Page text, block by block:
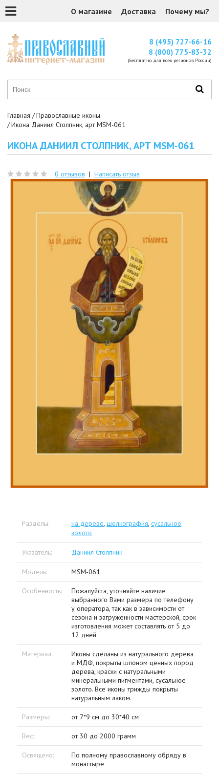
О магазине Доставка Почему мы?
8 (495) 727-66-16
8 (800) 775-83-32
(Бесплатно для всех регионов России)
Главная
Православные иконы
Икона Даниил Столпник, арт MSM-061
ИКОНА ДАНИИЛ СТОЛПНИК, АРТ MSM-061
0 отзывов | Написать отзыв
Разделы: на дереве, шелкография, сусальное
золото
Указатель: Даниил Столпник
Модель: MSM-061
Особенность:
Пожалуйста, уточняйте наличие
выбранного Вами размера по телефону
у оператора, так как в зависимости от
сезона и загруженности мастерской, срок
изготовления может составлять от 5 до
12 дней
Материал:
Иконы сделаны из натурального дерева
и МДФ, покрыты шпоном ценных пород
дерева, краски с натуральными
минеральными пигментами, сусальное
золото. Все иконы трижды покрыты
натуральным лаком.
Размеры: от 7*9 см до 30*40 см
Вес: от 30 до 2000 грамм
Освящено:
По полному православному обряду в
монастыре